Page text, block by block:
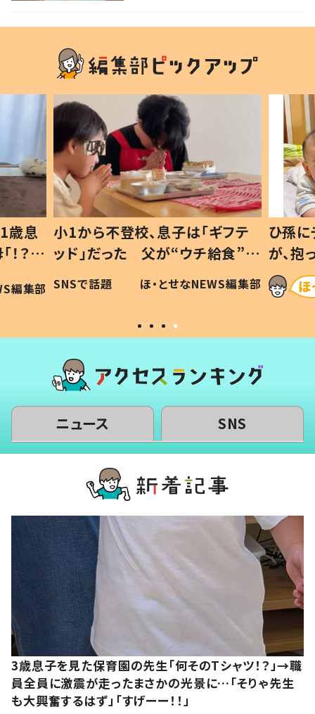
歳息
？」
編集部
小1から不登校、息子は「ギフテ
ッド」だった 父が“ウチ給食”を
作り続ける理由とは #令和の親
#令和の子
SNSで話題 ほ・とせなNEWS編集部
ひ孫
が、
「涙が
い」
ニュース SNS
3歳息子を見た保育園の先生「何そのTシャツ！？」→職
員全員に激震が走ったまさかの光景に…「そりゃ先生
も大興奮するはず」「すげーー！！」